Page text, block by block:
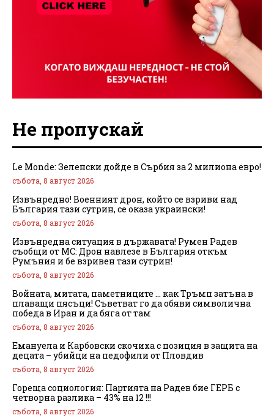
Не пропускай
Le Monde: Зеленски дойде в Сърбия за 2 милиона евро!
събота, 8 август 2026
Извънредно! Военният дрон, който се взриви над
България тази сутрин, се оказа украински!
събота, 8 август 2026
Извънредна ситуация в държавата! Румен Радев
съобщи от МС: Дрон навлезе в България откъм
Румъния и бе взривен тази сутрин!
събота, 8 август 2026
Войната, митата, паметниците … как Тръмп затъна в
плаващи пясъци! Съветват го да обяви символична
победа в Иран и да бяга от там
събота, 8 август 2026
Емануела и Карбовски скочиха с позиция в защита на
децата – убийци на педофили от Пловдив
събота, 8 август 2026
Гореща социология: Партията на Радев бие ГЕРБ с
четворна разлика – 43% на 12 !!!
събота, 8 август 2026